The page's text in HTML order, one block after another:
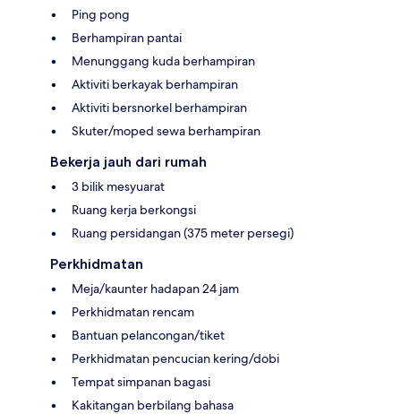
Ping pong
Berhampiran pantai
Menunggang kuda berhampiran
Aktiviti berkayak berhampiran
Aktiviti bersnorkel berhampiran
Skuter/moped sewa berhampiran
Bekerja jauh dari rumah
3 bilik mesyuarat
Ruang kerja berkongsi
Ruang persidangan (375 meter persegi)
Perkhidmatan
Meja/kaunter hadapan 24 jam
Perkhidmatan rencam
Bantuan pelancongan/tiket
Perkhidmatan pencucian kering/dobi
Tempat simpanan bagasi
Kakitangan berbilang bahasa